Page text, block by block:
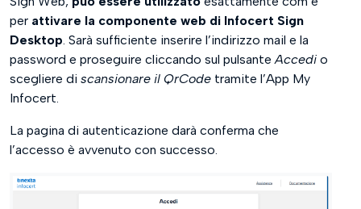
per attivare la componente web di Infocert Sign
Desktop. Sarà sufficiente inserire l’indirizzo mail e la
password e proseguire cliccando sul pulsanteAccedi o
scegliere di scansionare il QrCode tramite l’App My
Infocert.
La pagina di autenticazione darà conferma che
l’accesso è avvenuto con successo.